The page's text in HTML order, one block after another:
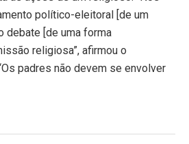
político-eleitoral [de um
debate [de uma forma
religiosa”, afirmou o
padres não devem se envolver